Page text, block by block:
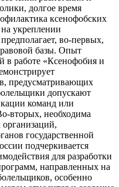
долгое время
ксенофобских
укреплении
во-первых,
базы. Опыт
в работе «Ксенофобия и
предусматривающих
допускают
команд или
вторых, необходима
государственной
подчеркивается
для разработки
направленных на
особенно